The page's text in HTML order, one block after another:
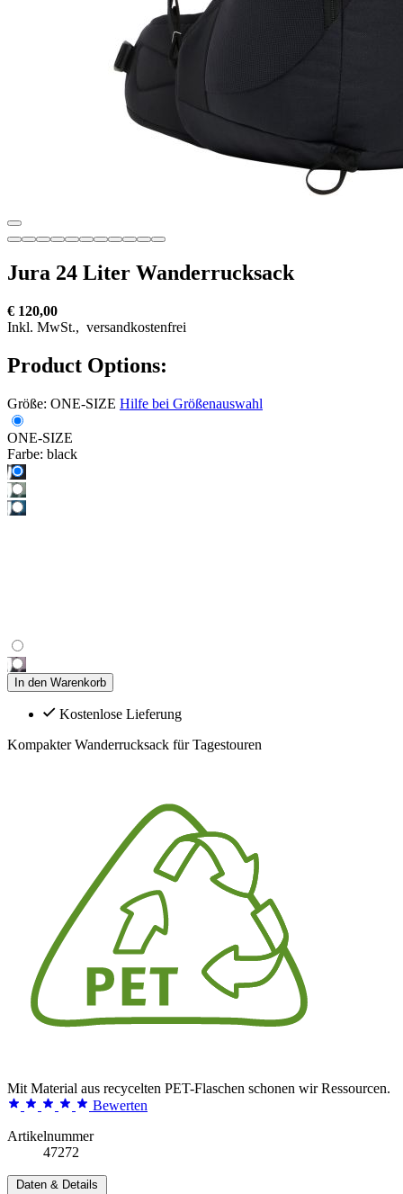
Jura 24 Liter Wanderrucksack
€ 120,00
Inkl. MwSt., versandkostenfrei
Product Options:
Größe: ONE-SIZE Hilfe bei Größenauswahl
ONE-SIZE
Farbe: black
In den Warenkorb
Kostenlose Lieferung
Kompakter Wanderrucksack für Tagestouren
Mit Material aus recycelten PET-Flaschen schonen wir Ressourcen.
Bewerten
Artikelnummer
47272
Daten & Details